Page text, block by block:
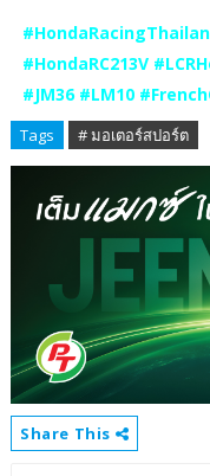
#HondaRC213V
#JM36 #LM10
Tags # มอเตอร์สปอร์ต
Share This